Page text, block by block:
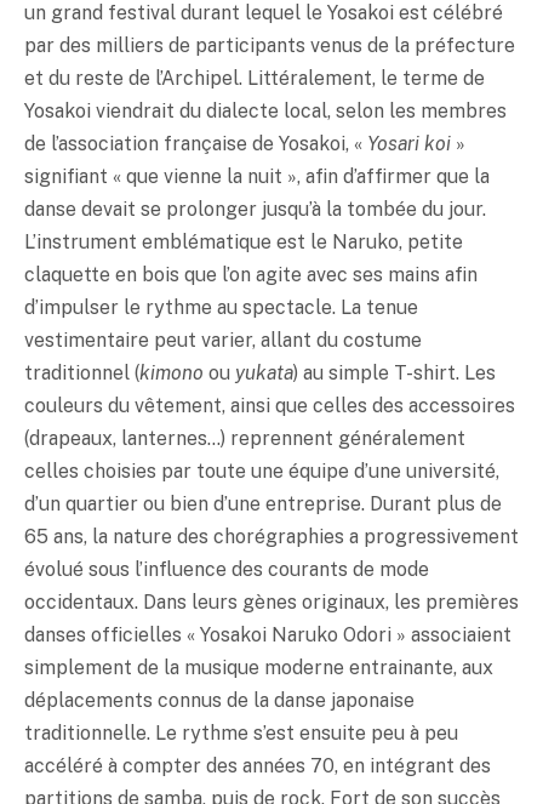
un grand festival durant lequel le Yosakoi est célébré
par des milliers de participants venus de la préfecture
et du reste de l’Archipel. Littéralement, le terme de
Yosakoi viendrait du dialecte local, selon les membres
de l’association française de Yosakoi, « Yosari koi »
signifiant « que vienne la nuit », afin d’affirmer que la
danse devait se prolonger jusqu’à la tombée du jour.
L’instrument emblématique est le Naruko, petite
claquette en bois que l’on agite avec ses mains afin
d’impulser le rythme au spectacle. La tenue
vestimentaire peut varier, allant du costume
traditionnel (kimono ou yukata) au simple T-shirt. Les
couleurs du vêtement, ainsi que celles des accessoires
(drapeaux, lanternes…) reprennent généralement
celles choisies par toute une équipe d’une université,
d’un quartier ou bien d’une entreprise. Durant plus de
65 ans, la nature des chorégraphies a progressivement
évolué sous l’influence des courants de mode
occidentaux. Dans leurs gènes originaux, les premières
danses officielles « Yosakoi Naruko Odori » associaient
simplement de la musique moderne entrainante, aux
déplacements connus de la danse japonaise
traditionnelle. Le rythme s’est ensuite peu à peu
accéléré à compter des années 70, en intégrant des
partitions de samba, puis de rock. Fort de son succès